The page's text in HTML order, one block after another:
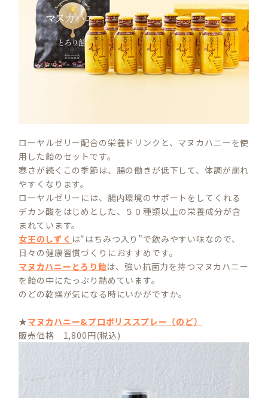
ローヤルゼリー配合の栄養ドリンクと、マヌカハニーを使
用した飴のセットです。
寒さが続くこの季節は、腸の働きが低下して、体調が崩れ
やすくなります。
ローヤルゼリーには、腸内環境のサポートをしてくれる
デカン酸をはじめとした、５０種類以上の栄養成分が含
まれています。
女王のしずく は“はちみつ入り”で飲みやすい味なので、
日々の健康習慣づくりにおすすめです。
マヌカハニーとろり飴は、強い抗菌力を持つマヌカハニー
を飴の中にたっぷり詰めています。
のどの乾燥が気になる時にいかがですか。
★マヌカハニー&プロポリススプレー（のど）
販売価格 1,800円(税込)